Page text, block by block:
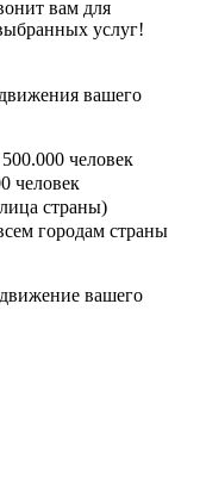
вам для
услуг!
вашего
человек
человек
страны)
городам страны
вашего